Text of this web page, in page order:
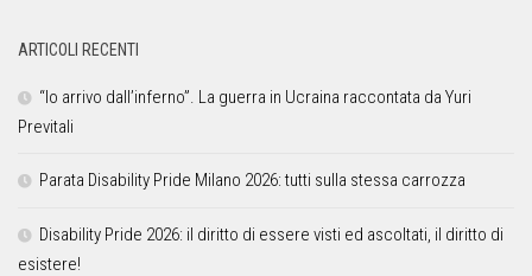
ARTICOLI RECENTI
“Io arrivo dall’inferno”. La guerra in Ucraina raccontata da Yuri
Previtali
Parata Disability Pride Milano 2026: tutti sulla stessa carrozza
Disability Pride 2026: il diritto di essere visti ed ascoltati, il diritto di
esistere!